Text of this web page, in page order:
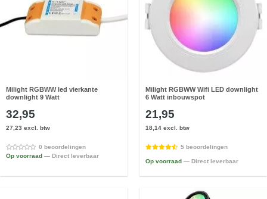
Milight RGBWW led vierkante
downlight 9 Watt
32,95
27,23 excl. btw
0 beoordelingen
Op voorraad — Direct leverbaar
Milight RGBWW Wifi LED downlight
6 Watt inbouwspot
21,95
18,14 excl. btw
5 beoordelingen
Op voorraad — Direct leverbaar